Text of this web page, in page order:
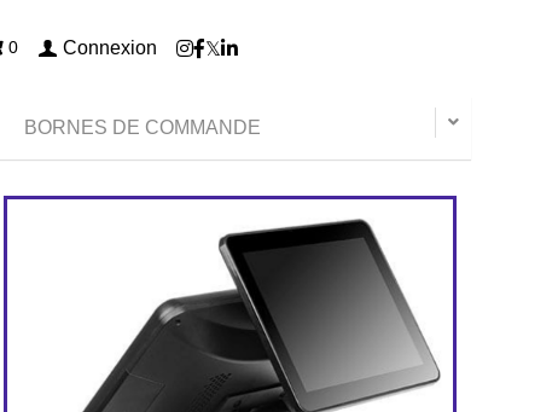
0 Connexion
BORNES DE COMMANDE